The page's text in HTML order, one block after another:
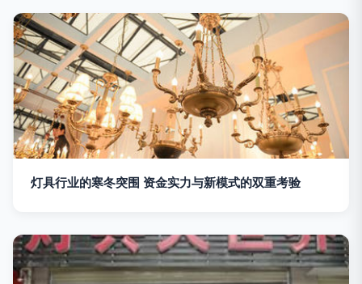
灯具行业的寒冬突围 资金实力与新模式的双重考验